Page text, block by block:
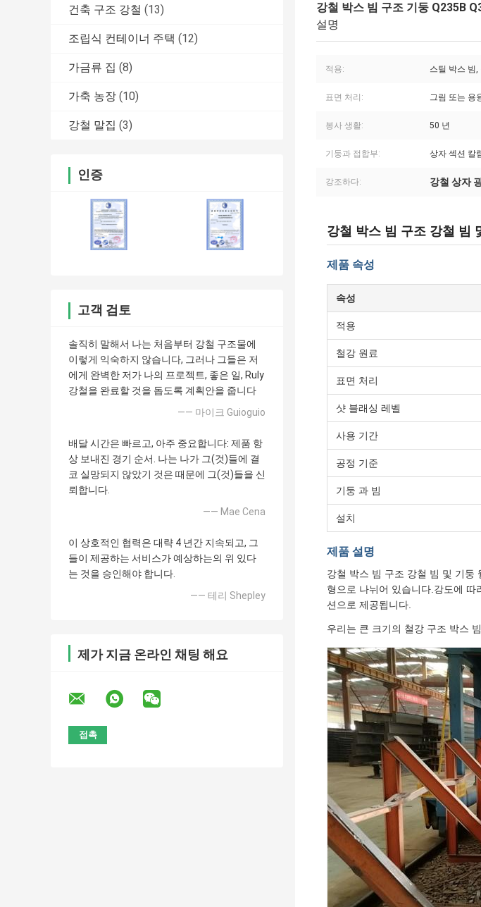
건축 구조 강철 (13)
조립식 컨테이너 주택 (12)
가금류 집 (8)
가축 농장 (10)
강철 말집 (3)
인증
고객 검토
솔직히 말해서 나는 처음부터 강철 구조물에
이렇게 익숙하지 않습니다, 그러나 그들은 저
에게 완벽한 저가 나의 프로젝트, 좋은 일, Ruly
강철을 완료할 것을 돕도록 계획안을 줍니다
—— 마이크 Guioguio
배달 시간은 빠르고, 아주 중요합니다: 제품 항
상 보내진 경기 순서. 나는 나가 그(것)들에 결
코 실망되지 않았기 것은 때문에 그(것)들을 신
뢰합니다.
—— Mae Cena
이 상호적인 협력은 대략 4 년간 지속되고, 그
들이 제공하는 서비스가 예상하는의 위 있다
는 것을 승인해야 합니다.
—— 테리 Shepley
제가 지금 온라인 채팅 해요
강철 박스 빔 구조 기둥 Q235B
설명
적용: 스틸 박스 빔,
표면 처리: 그림 또는 용
봉사 생활: 50 년
기둥과 접합부: 상자 섹션 칼
강조하다: 강철 상자
강철 박스 빔 구조 강철 빔
제품 속성
속성
적용
철강 원료
표면 처리
샷 블래싱 레벨
사용 기간
공정 기준
기둥 과 빔
설치
제품 설명
강철 박스 빔 구조 강철 빔 및 기둥
형으로 나뉘어 있습니다.강도에
션으로 제공됩니다.
우리는 큰 크기의 철강 구조 박스